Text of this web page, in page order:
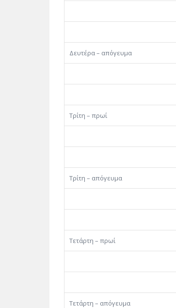
Δευτέρα – απόγευμα
Τρίτη – πρωί
Τρίτη – απόγευμα
Τετάρτη – πρωί
Τετάρτη – απόγευμα